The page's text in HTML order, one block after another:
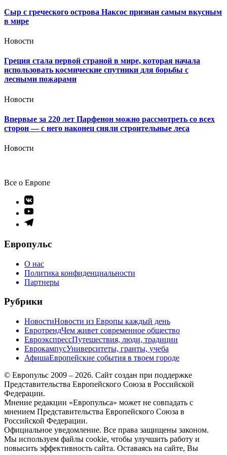
Сыр с греческого острова Наксос признан самым вкусным
в мире
Новости
Греция стала первой страной в мире, которая начала
использовать космические спутники для борьбы с
лесными пожарами
Новости
Впервые за 220 лет Парфенон можно рассмотреть со всех
сторон — с него наконец сняли строительные леса
Новости
Все о Европе
Элемент
меню
Элемент
меню
Элемент
Европульс
О нас
Политика конфиденциальности
Партнеры
Рубрики
НовостиНовости из Европы каждый день
ЕвротрендЧем живет современное общество
ЕвроэкспрессПутешествия, люди, традиции
ЕврокампусУниверситеты, гранты, учеба
АфишаЕвропейские события в твоем городе
© Европульс 2009 – 2026. Сайт создан при поддержке
Представительства Европейского Союза в Российской
Федерации.
Мнение редакции «Европульса» может не совпадать с
мнением Представительства Европейского Союза в
Российской Федерации.
Официальное уведомление. Все права защищены законом.
Мы используем файлы cookie, чтобы улучшить работу и
повысить эффективность сайта. Оставаясь на сайте, Вы